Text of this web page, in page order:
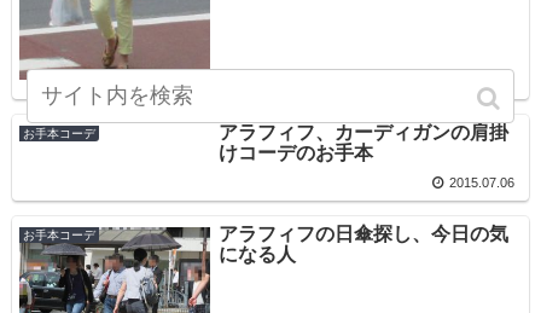
お手本コーデ
アラフィフ、カーディガンの肩掛
けコーデのお手本
2015.07.06
お手本コーデ
アラフィフの日傘探し、今日の気
になる人